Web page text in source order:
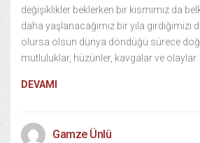
değişiklikler beklerken bir kısmımız da
daha yaşlanacağımız bir yıla girdiğimizi
olursa olsun dünya döndüğü sürece
mutluluklar, hüzünler, kavgalar ve olaylar
DEVAMI
Gamze Ünlü